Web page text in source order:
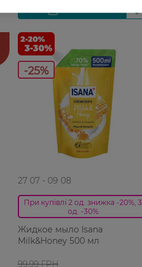
-25%
27 07 - 09 08
При купівлі 2 од. знижка -20%, 3
од. -30%
Жидкое мыло Isana
Milk&Honey 500 мл
99,99 ГРН